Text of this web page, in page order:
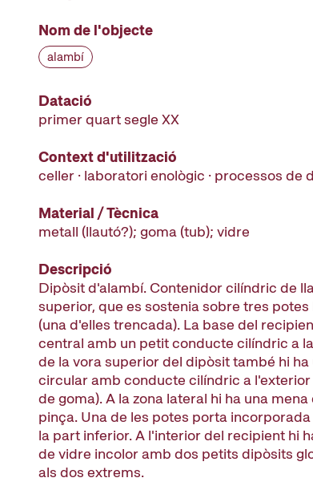
Nom de l'objecte
alambí
Datació
primer quart segle XX
Context d'utilització
celler · laboratori enològic · processos de
Material / Tècnica
metall (llautó?); goma (tub); vidre
Descripció
Dipòsit d'alambí. Contenidor cilíndric de
superior, que es sostenia sobre tres
(una d'elles trencada). La base del
central amb un petit conducte cilíndric a
de la vora superior del dipòsit també hi
circular amb conducte cilíndric a
de goma). A la zona lateral hi ha una
pinça. Una de les potes porta
la part inferior. A l'interior del recipient hi
de vidre incolor amb dos petits dipòsits
als dos extrems.